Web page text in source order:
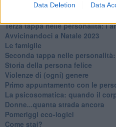
Data Deletion Data
​Nuovi arrivi!
​Terza tappa nelle personalità:
​Avvicinandoci a Natale 2023
Le famiglie
Seconda tappa nelle
​Storia della persona felice
Violenze di (ogni) genere
​Primo appuntamento con le
La psicosomatica: quando il
Donne...quanta strada ancora
​Pomeriggi eco-logici
​Come stai?